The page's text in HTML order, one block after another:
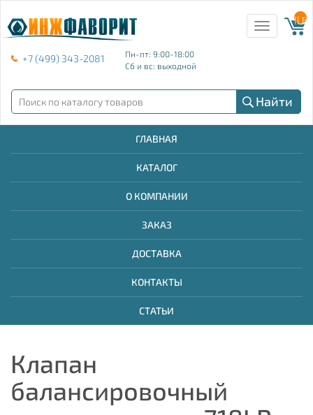
+7 (499) 343-2081
Пн-пт: 9:00-18:00
Сб и вс: выходной
Toggle
navigation
{{
Найти
ГЛАВНАЯ
КАТАЛОГ
О КОМПАНИИ
ЗАКАЗ
ДОСТАВКА
КОНТАКТЫ
СТАТЬИ
Клапан
балансировочный